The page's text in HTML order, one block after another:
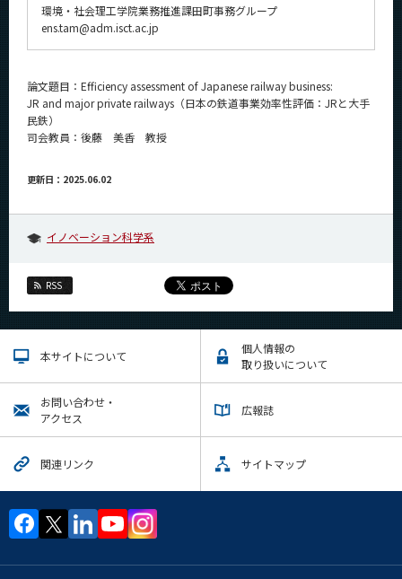
環境・社会理工学院業務推進課田町事務グループ
ens.tam@adm.isct.ac.jp
論文題目：Efficiency assessment of Japanese railway business:
JR and major private railways（日本の鉄道事業効率性評価：JRと大手
民鉄）
司会教員：後藤 美香 教授
更新日：2025.06.02
イノベーション科学系
RSS
本サイトについて
個人情報の
取り扱いについて
お問い合わせ・
アクセス
広報誌
関連リンク サイトマップ
系詳細情報